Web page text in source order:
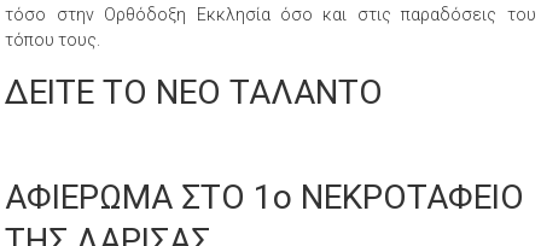
τόσο στην Ορθόδοξη Εκκλησία όσο και στις παραδόσεις του
τόπου τους.
ΔΕΙΤΕ ΤΟ ΝΕΟ ΤΑΛΑΝΤΟ
ΑΦΙΕΡΩΜΑ ΣΤΟ 1ο ΝΕΚΡΟΤΑΦΕΙΟ